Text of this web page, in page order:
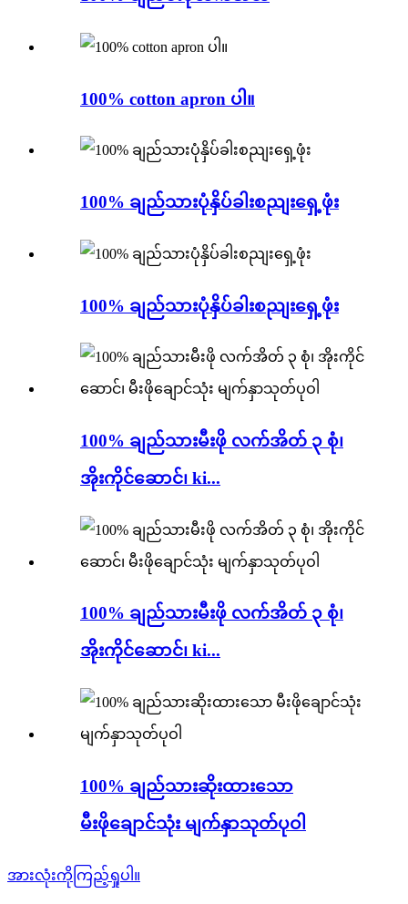
100% cotton apron ပါ။
100% ချည်သားပုံနှိပ်ခါးစညျးရှေ့ဖုံး
100% ချည်သားပုံနှိပ်ခါးစညျးရှေ့ဖုံး
100% ချည်သားမီးဖို လက်အိတ် ၃ စုံ၊
အိုးကိုင်ဆောင်၊ ki...
100% ချည်သားမီးဖို လက်အိတ် ၃ စုံ၊
အိုးကိုင်ဆောင်၊ ki...
100% ချည်သားဆိုးထားသော
မီးဖိုချောင်သုံး မျက်နှာသုတ်ပုဝါ
အားလုံးကိုကြည့်ရှုပါ။